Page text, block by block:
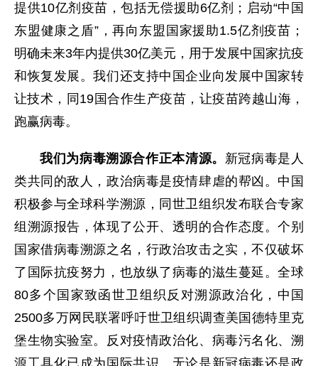
提供10亿剂疫苗，包括无偿援助6亿剂；启动“中国
东盟健康之盾”，再向东盟国家援助1.5亿剂疫苗；
明确未来3年内提供30亿美元，用于发展中国家抗疫
和恢复发展。我们还支持中国企业向发展中国家转
让技术，同19国合作生产疫苗，让疫苗跨越山海，
跑赢病毒。
我们为病毒溯源合作正本清源。 新冠病毒是人
类共同的敌人，政治病毒是疫情肆虐的帮凶。中国
积极参与全球科学溯源，同世卫组织发布联合专家
组溯源报告，体现了公开、透明的合作态度。个别
国家借病毒溯源之名，行政治攻击之实，不仅破坏
了国际抗疫努力，也放纵了病毒的滋生蔓延。全球
80多个国家致函世卫组织反对溯源政治化，中国
2500多万网民联署呼吁世卫组织调查美国德特里克
堡生物实验室。反对疫情政治化、病毒污名化、溯